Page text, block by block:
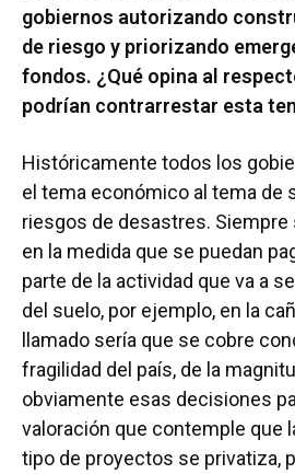
gobiernos autorizando
de riesgo y priorizando
fondos. ¿Qué opina al
podrían contrarrestar esta
Históricamente todos los
el tema económico al tema de
riesgos de desastres. Siempre
en la medida que se puedan
parte de la actividad que va a
del suelo, por ejemplo, en la
llamado sería que se cobre
fragilidad del país, de la
obviamente esas decisiones
valoración que contemple que
tipo de proyectos se privatiza,